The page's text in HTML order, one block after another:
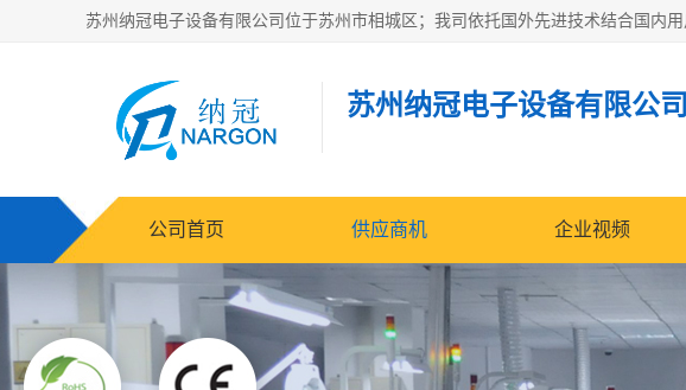
苏州纳冠电子设备有限公司
公司首页 供应商机 企业视频